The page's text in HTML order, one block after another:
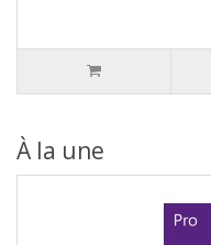
À la une